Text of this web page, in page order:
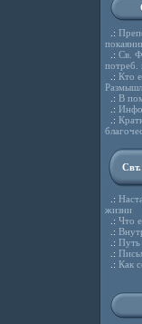
.:
.: Св.
потреб.
.: Кто
.: В
.:
.:
.:
жизни
.: Что
.:
.: Путь
.:
.: Как